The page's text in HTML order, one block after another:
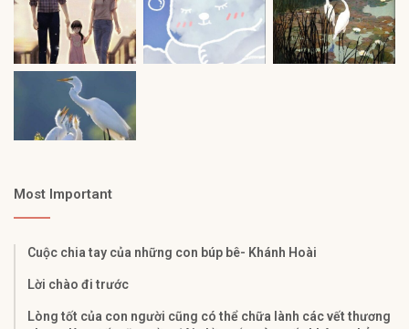
Most Important
Cuộc chia tay của những con búp bê- Khánh Hoài
Lời chào đi trước
Lòng tốt của con người cũng có thể chữa lành các vết thương